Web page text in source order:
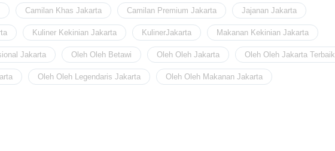
Camilan Khas Jakarta Camilan Premium Jakarta Jajanan Jakarta
Kuliner Kekinian Jakarta KulinerJakarta Makanan Kekinian Jakarta
Jakarta Oleh Oleh Betawi Oleh Oleh Jakarta Oleh Oleh Jakarta Terbaik
Oleh Oleh Legendaris Jakarta Oleh Oleh Makanan Jakarta